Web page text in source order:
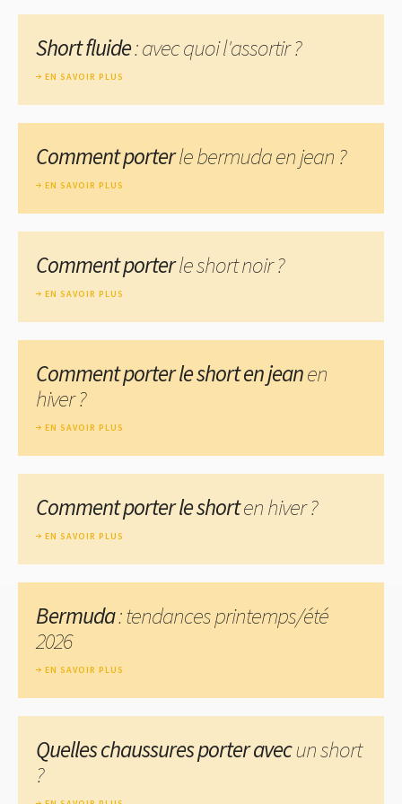
Short fluide: avec quoi l'assortir ?
EN SAVOIR PLUS
Comment porterle bermuda en jean ?
EN SAVOIR PLUS
Comment porterle short noir ?
EN SAVOIR PLUS
Comment porter le short en jeanen
hiver ?
EN SAVOIR PLUS
Comment porter le shorten hiver ?
EN SAVOIR PLUS
Bermuda: tendances printemps/été
2026
EN SAVOIR PLUS
Quelles chaussures porter avecun short
?